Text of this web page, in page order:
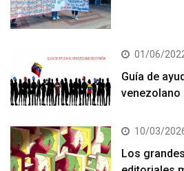
01/06/
Guía de
venezolano
10/03/
Los